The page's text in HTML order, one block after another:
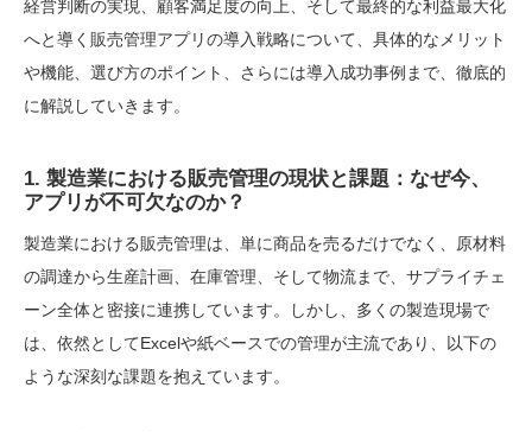
経営判断の実現、顧客満足度の向上、そして最終的な利益最大化
へと導く販売管理アプリの導入戦略について、具体的なメリット
や機能、選び方のポイント、さらには導入成功事例まで、徹底的
に解説していきます。
1. 製造業における販売管理の現状と課題：なぜ今、
アプリが不可欠なのか？
製造業における販売管理は、単に商品を売るだけでなく、原材料
の調達から生産計画、在庫管理、そして物流まで、サプライチェ
ーン全体と密接に連携しています。しかし、多くの製造現場で
は、依然としてExcelや紙ベースでの管理が主流であり、以下の
ような深刻な課題を抱えています。